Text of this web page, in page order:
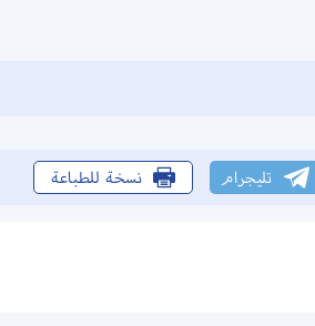
تليجرام نسخة للطباعة